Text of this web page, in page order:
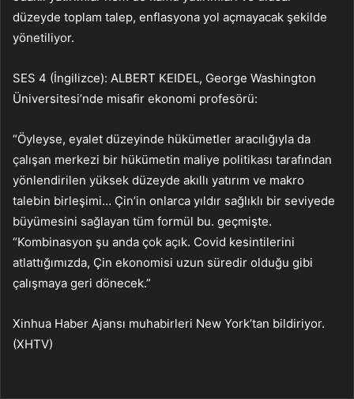
düzeyde toplam talep, enflasyona yol açmayacak şekilde
yönetiliyor.
SES 4 (İngilizce): ALBERT KEIDEL, George Washington
Üniversitesi’nde misafir ekonomi profesörü:
“Öyleyse, eyalet düzeyinde hükümetler aracılığıyla da
çalışan merkezi bir hükümetin maliye politikası tarafından
yönlendirilen yüksek düzeyde akıllı yatırım ve makro
talebin birleşimi… Çin’in onlarca yıldır sağlıklı bir seviyede
büyümesini sağlayan tüm formül bu. geçmişte.
“Kombinasyon şu anda çok açık. Covid kesintilerini
atlattığımızda, Çin ekonomisi uzun süredir olduğu gibi
çalışmaya geri dönecek.”
Xinhua Haber Ajansı muhabirleri New York’tan bildiriyor.
(XHTV)